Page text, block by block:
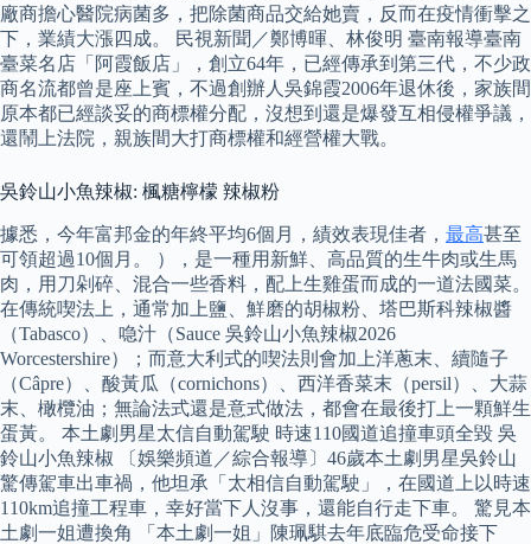
廠商擔心醫院病菌多，把除菌商品交給她賣，反而在疫情衝擊之
下，業績大漲四成。 民視新聞／鄭博暉、林俊明 臺南報導臺南
臺菜名店「阿霞飯店」，創立64年，已經傳承到第三代，不少政
商名流都曾是座上賓，不過創辦人吳錦霞2006年退休後，家族間
原本都已經談妥的商標權分配，沒想到還是爆發互相侵權爭議，
還鬧上法院，親族間大打商標權和經營權大戰。
吳鈴山小魚辣椒: 楓糖檸檬 辣椒粉
據悉，今年富邦金的年終平均6個月，績效表現佳者， 最高甚至
可領超過10個月。 ），是一種用新鮮、高品質的生牛肉或生馬
肉，用刀剁碎、混合一些香料，配上生雞蛋而成的一道法國菜。
在傳統喫法上，通常加上鹽、鮮磨的胡椒粉、塔巴斯科辣椒醬
（Tabasco）、喼汁（Sauce 吳鈴山小魚辣椒2026
Worcestershire）；而意大利式的喫法則會加上洋蔥末、續隨子
（Câpre）、酸黃瓜（cornichons）、西洋香菜末（persil）、大蒜
末、橄欖油；無論法式還是意式做法，都會在最後打上一顆鮮生
蛋黃。 本土劇男星太信自動駕駛 時速110國道追撞車頭全毀 吳
鈴山小魚辣椒 〔娛樂頻道／綜合報導〕46歲本土劇男星吳鈴山
驚傳駕車出車禍，他坦承「太相信自動駕駛」，在國道上以時速
110km追撞工程車，幸好當下人沒事，還能自行走下車。 驚見本
土劇一姐遭換角 「本土劇一姐」陳珮騏去年底臨危受命接下